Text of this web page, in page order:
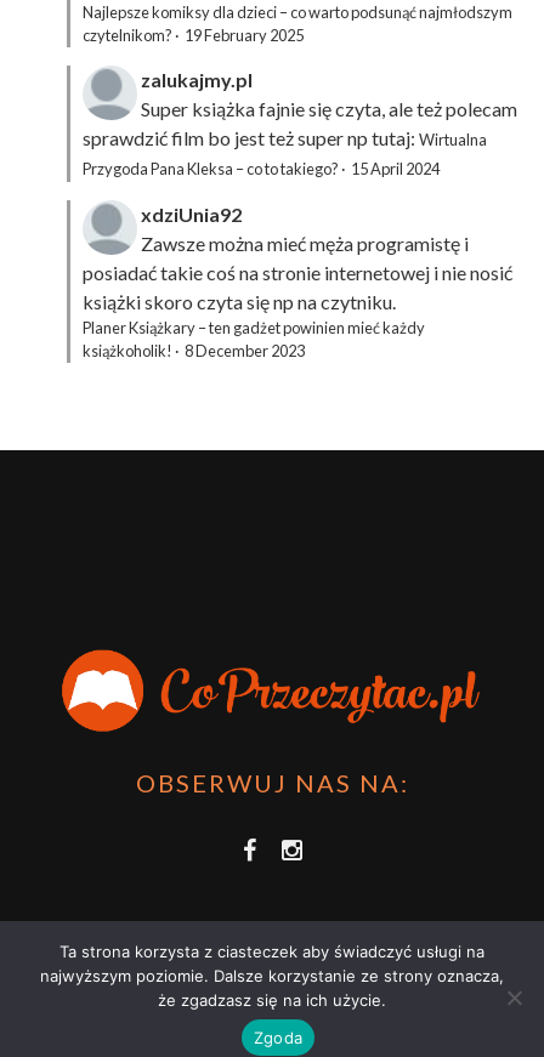
Najlepsze komiksy dla dzieci – co warto podsunąć najmłodszym
czytelnikom? · 19 February 2025
zalukajmy.pl
Super książka fajnie się czyta, ale też polecam
sprawdzić film bo jest też super np tutaj: Wirtualna
Przygoda Pana Kleksa – co to takiego? · 15 April 2024
xdziUnia92
Zawsze można mieć męża programistę i
posiadać takie coś na stronie internetowej i nie nosić
książki skoro czyta się np na czytniku.
Planer Książkary – ten gadżet powinien mieć każdy
książkoholik! · 8 December 2023
OBSERWUJ NAS NA:
COPRZECZYTAĆ.PL 2021 | STRONA WYKORZYSTUJE PLIKI COOKIES |
POLITYKĄ PRYWATNOŚCI
Ta strona korzysta z ciasteczek aby świadczyć usługi na
najwyższym poziomie. Dalsze korzystanie ze strony oznacza,
że zgadzasz się na ich użycie.
Zgoda